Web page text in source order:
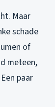
Maar
schade
of
meteen,
paar